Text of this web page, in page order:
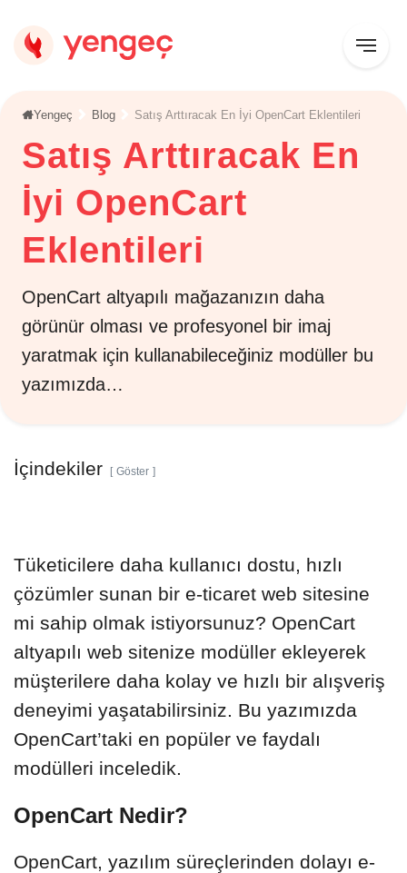
Yengeç Blog Satış Arttıracak En İyi OpenCart Eklentileri
Satış Arttıracak En
İyi OpenCart
Eklentileri
OpenCart altyapılı mağazanızın daha
görünür olması ve profesyonel bir imaj
yaratmak için kullanabileceğiniz modüller bu
yazımızda…
Tüketicilere daha kullanıcı dostu, hızlı
çözümler sunan bir e-ticaret web sitesine
mi sahip olmak istiyorsunuz? OpenCart
altyapılı web sitenize modüller ekleyerek
müşterilere daha kolay ve hızlı bir alışveriş
deneyimi yaşatabilirsiniz. Bu yazımızda
OpenCart’taki en popüler ve faydalı
modülleri inceledik.
OpenCart Nedir?
OpenCart, yazılım süreçlerinden dolayı e-
İçindekiler Göster